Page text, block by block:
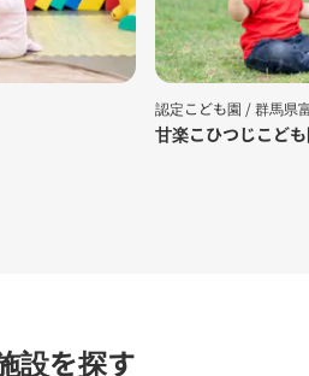
認定こども園 /群馬県
甘楽こひつじこど
設を探す